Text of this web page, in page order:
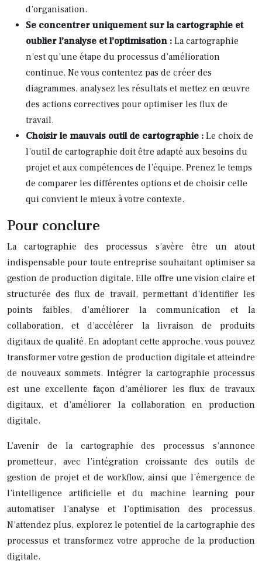
d’organisation.
Se concentrer uniquement sur la cartographie et
oublier l’analyse et l’optimisation : La cartographie
n’est qu’une étape du processus d’amélioration
continue. Ne vous contentez pas de créer des
diagrammes, analysez les résultats et mettez en œuvre
des actions correctives pour optimiser les flux de
travail.
Choisir le mauvais outil de cartographie : Le choix de
l’outil de cartographie doit être adapté aux besoins du
projet et aux compétences de l’équipe. Prenez le temps
de comparer les différentes options et de choisir celle
qui convient le mieux à votre contexte.
Pour conclure
La cartographie des processus s’avère être un atout
indispensable pour toute entreprise souhaitant optimiser sa
gestion de production digitale. Elle offre une vision claire et
structurée des flux de travail, permettant d’identifier les
points faibles, d’améliorer la communication et la
collaboration, et d’accélérer la livraison de produits
digitaux de qualité. En adoptant cette approche, vous pouvez
transformer votre gestion de production digitale et atteindre
de nouveaux sommets. Intégrer la cartographie processus
est une excellente façon d’améliorer les flux de travaux
digitaux, et d’améliorer la collaboration en production
digitale.
L’avenir de la cartographie des processus s’annonce
prometteur, avec l’intégration croissante des outils de
gestion de projet et de workflow, ainsi que l’émergence de
l’intelligence artificielle et du machine learning pour
automatiser l’analyse et l’optimisation des processus.
N’attendez plus, explorez le potentiel de la cartographie des
processus et transformez votre approche de la production
digitale.